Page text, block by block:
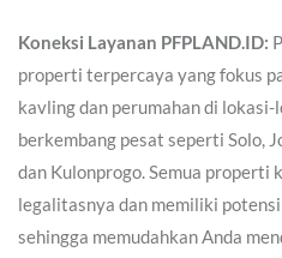
Koneksi Layanan PFPLAND.ID:
properti terpercaya yang fokus
kavling dan perumahan di
berkembang pesat seperti Solo,
dan Kulonprogo. Semua properti
legalitasnya dan memiliki
sehingga memudahkan Anda